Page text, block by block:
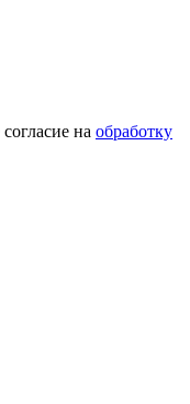
на обработку